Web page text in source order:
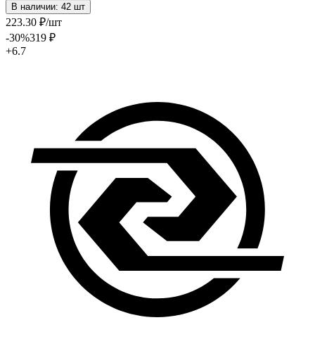
В наличии: 42 шт
223.30 ₽/шт
-30%319 ₽
+6.7